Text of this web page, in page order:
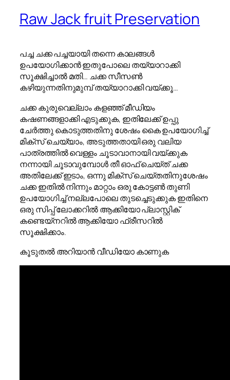
Raw Jack fruit Preservation
പച്ച ചക്ക പച്ചയായി തന്നെ കാലങ്ങൾ
ഉപയോഗിക്കാൻ ഇതുപോലെ തയ്യാറാക്കി
സൂക്ഷിച്ചാൽ മതി… ചക്ക സീസൺ
കഴിയുന്നതിനുമുമ്പ് തയ്യാറാക്കി വയ്ക്കൂ…
ചക്ക കുരുവെല്ലാം കളഞ്ഞ് മീഡിയം
കഷണങ്ങളാക്കി എടുക്കുക, ഇതിലേക്ക് ഉപ്പു
ചേർത്തു കൊടുത്തതിനു ശേഷം കൈ ഉപയോഗിച്ച്
മിക്സ് ചെയ്യാം, അടുത്തതായി ഒരു വലിയ
പാത്രത്തിൽ വെള്ളം ചൂടാവാനായി വയ്ക്കുക
നന്നായി ചൂടാവുമ്പോൾ തീ ഓഫ് ചെയ്ത് ചക്ക
അതിലേക്ക് ഇടാം, ഒന്നു മിക്സ് ചെയ്തതിനുശേഷം
ചക്ക ഇതിൽ നിന്നും മാറ്റാം ഒരു കോട്ടൺ തുണി
ഉപയോഗിച്ച് നല്ലപോലെ തുടച്ചെടുക്കുക ഇതിനെ
ഒരു സിപ്പ് ലോക്കറിൽ ആക്കിയോ പ്ലാസ്റ്റിക്
കണ്ടെയ്നറിൽ ആക്കിയോ ഫ്രീസറിൽ
സൂക്ഷിക്കാം.
കൂടുതൽ അറിയാൻ വീഡിയോ കാണുക